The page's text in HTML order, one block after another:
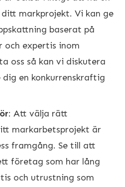
markprojekt. Vi kan ge
baserat på
och expertis inom
oss så kan vi diskutera
en konkurrenskraftig
: Att välja rätt
markarbetsprojekt är
framgång. Se till att
företag som har lång
och utrustning som